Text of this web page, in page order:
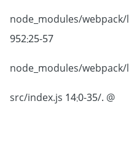
@ ./node_modules/
952:25-57
@ ./src/index.js 14:0-35